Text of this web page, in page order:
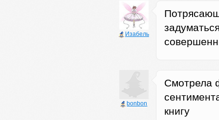
Изабель
bonbon
Смотрела
книгу